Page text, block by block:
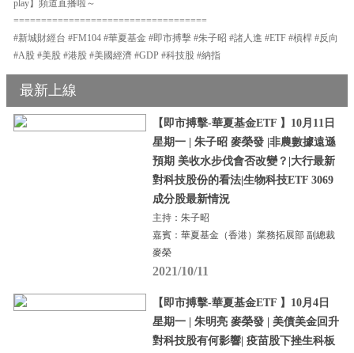
play】頻道直播啦～
===================================
#新城財經台 #FM104 #華夏基金 #即市搏擊 #朱子昭 #諸人進 #ETF #槓桿 #反向
#A股 #美股 #港股 #美國經濟 #GDP #科技股 #納指
最新上線
【即市搏擊-華夏基金ETF 】10月11日
星期一 | 朱子昭 麥榮發 |非農數據遠遜
預期 美收水步伐會否改變？|大行最新
對科技股份的看法|生物科技ETF 3069
成分股最新情況
主持：朱子昭
嘉賓：華夏基金（香港）業務拓展部 副總裁
麥榮
2021/10/11
【即市搏擊-華夏基金ETF 】10月4日
星期一 | 朱明亮 麥榮發 | 美債美金回升
對科技股有何影響| 疫苗股下挫生科板